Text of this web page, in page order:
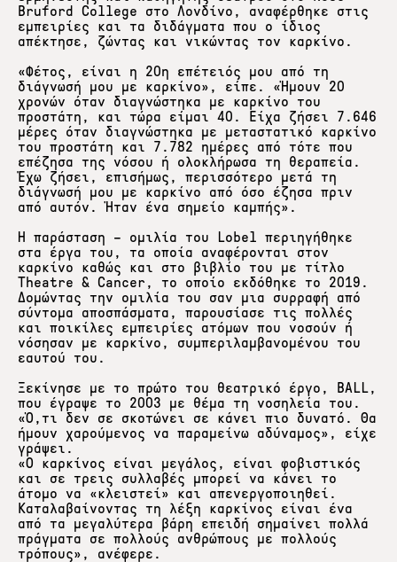
Bruford College στο Λονδίνο, αναφέρθηκε στις
εμπειρίες και τα διδάγματα που ο ίδιος
απέκτησε, ζώντας και νικώντας τον καρκίνο.
«Φέτος, είναι η 20η επέτειός μου από τη
διάγνωσή μου με καρκίνο», είπε. «Ήμουν 20
χρονών όταν διαγνώστηκα με καρκίνο του
προστάτη, και τώρα είμαι 40. Είχα ζήσει 7.646
μέρες όταν διαγνώστηκα με μεταστατικό καρκίνο
του προστάτη και 7.782 ημέρες από τότε που
επέζησα της νόσου ή ολοκλήρωσα τη θεραπεία.
Έχω ζήσει, επισήμως, περισσότερο μετά τη
διάγνωσή μου με καρκίνο από όσο έζησα πριν
από αυτόν. Ήταν ένα σημείο καμπής».
Η παράσταση – ομιλία του Lobel περιηγήθηκε
στα έργα του, τα οποία αναφέρονται στον
καρκίνο καθώς και στο βιβλίο του με τίτλο
Theatre & Cancer, το οποίο εκδόθηκε το 2019.
Δομώντας την ομιλία του σαν μια συρραφή από
σύντομα αποσπάσματα, παρουσίασε τις πολλές
και ποικίλες εμπειρίες ατόμων που νοσούν ή
νόσησαν με καρκίνο, συμπεριλαμβανομένου του
εαυτού του.
Ξεκίνησε με το πρώτο του θεατρικό έργο, BALL,
που έγραψε το 2003 με θέμα τη νοσηλεία του.
«Ό,τι δεν σε σκοτώνει σε κάνει πιο δυνατό. Θα
ήμουν χαρούμενος να παραμείνω αδύναμος», είχε
γράψει.
«Ο καρκίνος είναι μεγάλος, είναι φοβιστικός
και σε τρεις συλλαβές μπορεί να κάνει το
άτομο να «κλειστεί» και απενεργοποιηθεί.
Καταλαβαίνοντας τη λέξη καρκίνος είναι ένα
από τα μεγαλύτερα βάρη επειδή σημαίνει πολλά
πράγματα σε πολλούς ανθρώπους με πολλούς
τρόπους», ανέφερε.